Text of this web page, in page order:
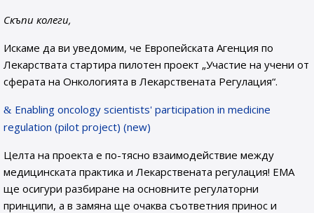
Скъпи колеги,
Искаме да ви уведомим, че Европейската Агенция по
Лекарствата стартира пилотен проект „Участие на учени от
сферата на Онкологията в Лекарствената Регулация“.
Enabling oncology scientists' participation in medicine
regulation (pilot project) (new)
Целта на проекта е по-тясно взаимодействие между
медицинската практика и Лекарствената регулация! ЕМА
ще осигури разбиране на основните регулаторни
принципи, а в замяна ще очаква съответния принос и